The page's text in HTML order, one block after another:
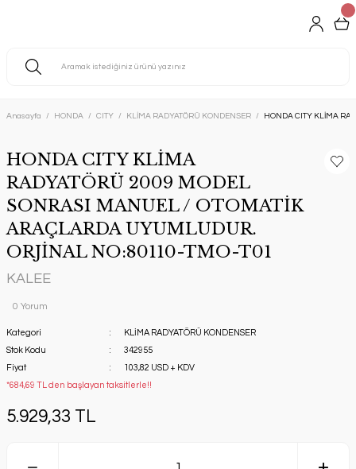
Anasayfa HONDA CITY KLİMA RADYATÖRÜ KONDENSER HONDA CITY KLİMA
HONDA CITY KLİMA
RADYATÖRÜ 2009 MODEL
SONRASI MANUEL / OTOMATİK
ARAÇLARDA UYUMLUDUR.
ORJİNAL NO:80110-TMO-T01
KALEE
0 Yorum
Kategori
KLİMA RADYATÖRÜ KONDENSER
Stok Kodu
342955
Fiyat
103,82 USD + KDV
*684,69 TL den başlayan taksitlerle!!
5.929,33 TL